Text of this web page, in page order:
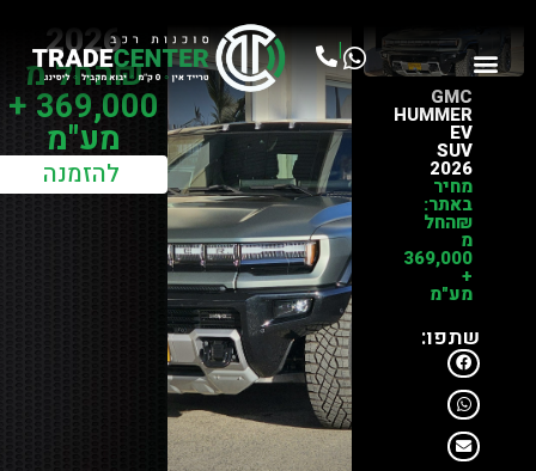
|
GMC
HUMMER
EV
SUV
2026
מחיר
באתר:
₪החל
מ
369,000
+
מע"מ
שתפו:
2026
₪החל מ
369,000 +
מע"מ
להזמנה